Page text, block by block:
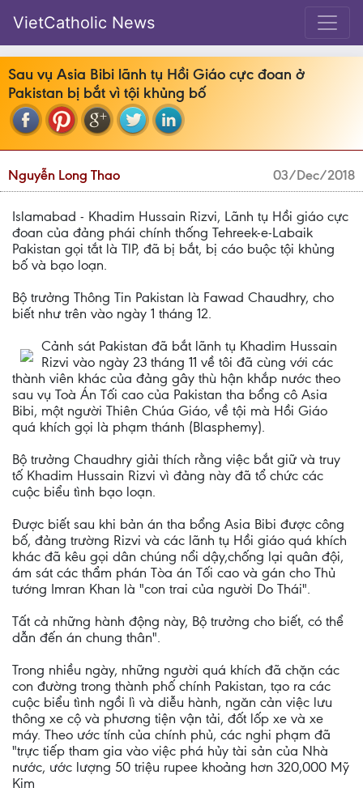
VietCatholic News
Sau vụ Asia Bibi lãnh tụ Hồi Giáo cực đoan ở
Pakistan bị bắt vì tội khủng bố
Nguyễn Long Thao 03/Dec/2018
Islamabad - Khadim Hussain Rizvi, Lãnh tụ Hồi giáo cực
đoan của đảng phái chính thống Tehreek-e-Labaik
Pakistan gọi tắt là TlP, đã bị bắt, bị cáo buộc tội khủng
bố và bạo loạn.
Bộ trưởng Thông Tin Pakistan là Fawad Chaudhry, cho
biết như trên vào ngày 1 tháng 12.
Cảnh sát Pakistan đã bắt lãnh tụ Khadim Hussain
Rizvi vào ngày 23 tháng 11 về tôi đã cùng với các
thành viên khác của đảng gây thù hận khắp nước theo
sau vụ Toà Án Tối cao của Pakistan tha bổng cô Asia
Bibi, một người Thiên Chúa Giáo, về tội mà Hồi Giáo
quá khích gọi là phạm thánh (Blasphemy).
Bộ trưởng Chaudhry giải thích rằng việc bắt giữ và truy
tố Khadim Hussain Rizvi vì đảng này đã tổ chức các
cuộc biểu tình bạo loạn.
Được biết sau khi bản án tha bổng Asia Bibi được công
bố, đảng trường Rizvi và các lãnh tụ Hồi giáo quá khích
khác đã kêu gọi dân chúng nổi dậy,chống lại quân đội,
ám sát các thẩm phán Tòa án Tối cao và gán cho Thủ
tướng Imran Khan là "con trai của người Do Thái".
Tất cả những hành động này, Bộ trưởng cho biết, có thể
dẫn đến án chung thân".
Trong nhiều ngày, những người quá khích đã chặn các
con đường trong thành phố chính Pakistan, tạo ra các
cuộc biểu tình ngồi lì và diễu hành, ngăn cản việc lưu
thông xe cộ và phương tiện vận tải, đốt lốp xe và xe
máy. Theo ước tính của chính phủ, các nghi phạm đã
"trực tiếp tham gia vào việc phá hủy tài sản của Nhà
nước, ước lượng 50 triệu rupee khoảng hơn 320,000 Mỹ
Kim